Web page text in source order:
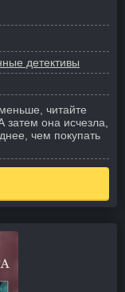
детективы
читайте
затем она исчезла,
чем покупать